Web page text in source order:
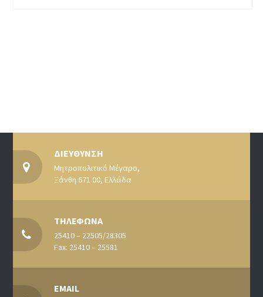
ΔΙΕΥΘΥΝΣΗ
Μητροπολιτικό Μέγαρο,
Ξάνθη 671 00, Ελλάδα
ΤΗΛΕΦΩΝΑ
25410 – 22505/28305
Fax: 25410 – 25581
EMAIL